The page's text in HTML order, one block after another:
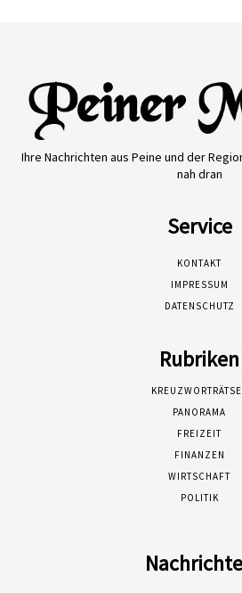
Ihre Nachrichten aus Peine und der
nah dran
Service
KONTAKT
IMPRESSUM
DATENSCHUTZ
Rubriken
PANORAMA
FREIZEIT
FINANZEN
WIRTSCHAFT
POLITIK